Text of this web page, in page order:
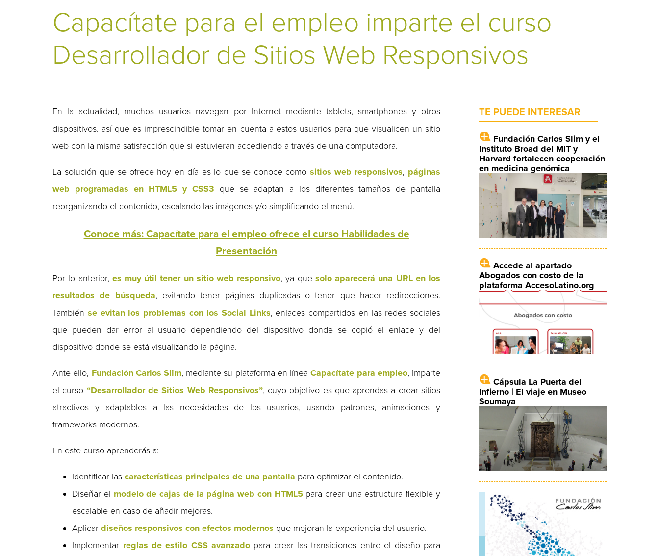
Capacítate para el empleo imparte el curso
Desarrollador de Sitios Web Responsivos
En la actualidad, muchos usuarios navegan por Internet mediante tablets, smartphones y otros
dispositivos, así que es imprescindible tomar en cuenta a estos usuarios para que visualicen un sitio
web con la misma satisfacción que si estuvieran accediendo a través de una computadora.
La solución que se ofrece hoy en día es lo que se conoce como sitios web responsivos, páginas
web programadas en HTML5 y CSS3 que se adaptan a los diferentes tamaños de pantalla
reorganizando el contenido, escalando las imágenes y/o simplificando el menú.
Conoce más: Capacítate para el empleo ofrece el curso Habilidades de
Presentación
Por lo anterior, es muy útil tener un sitio web responsivo, ya que solo aparecerá una URL en los
resultados de búsqueda, evitando tener páginas duplicadas o tener que hacer redirecciones.
También se evitan los problemas con los Social Links, enlaces compartidos en las redes sociales
que pueden dar error al usuario dependiendo del dispositivo donde se copió el enlace y del
dispositivo donde se está visualizando la página.
Ante ello, Fundación Carlos Slim, mediante su plataforma en líneaCapacítate para empleo, imparte
el curso “Desarrollador de Sitios Web Responsivos”, cuyo objetivo es que aprendas a crear sitios
atractivos y adaptables a las necesidades de los usuarios, usando patrones, animaciones y
frameworks modernos.
En este curso aprenderás a:
Identificar lascaracterísticas principales de una pantalla para optimizar el contenido.
Diseñar el modelo de cajas de la página web con HTML5para crear una estructura flexible y
escalable en caso de añadir mejoras.
Aplicardiseños responsivos con efectos modernos que mejoran la experiencia del usuario.
Implementar reglas de estilo CSS avanzado para crear las transiciones entre el diseño para
TE PUEDE INTERESAR
Fundación Carlos Slim y el
Instituto Broad del MIT y
Harvard fortalecen cooperación
en medicina genómica
Accede al apartado
Abogados con costo de la
plataforma AccesoLatino.org
Cápsula La Puerta del
Infierno | El viaje en Museo
Soumaya